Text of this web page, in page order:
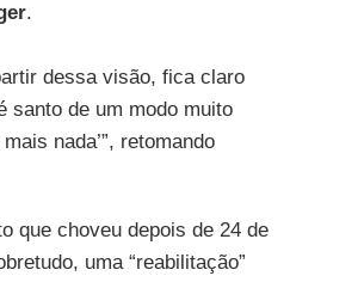
.
dessa visão, fica claro
santo de um modo muito
nada’”, retomando
que choveu depois de 24 de
uma “reabilitação”